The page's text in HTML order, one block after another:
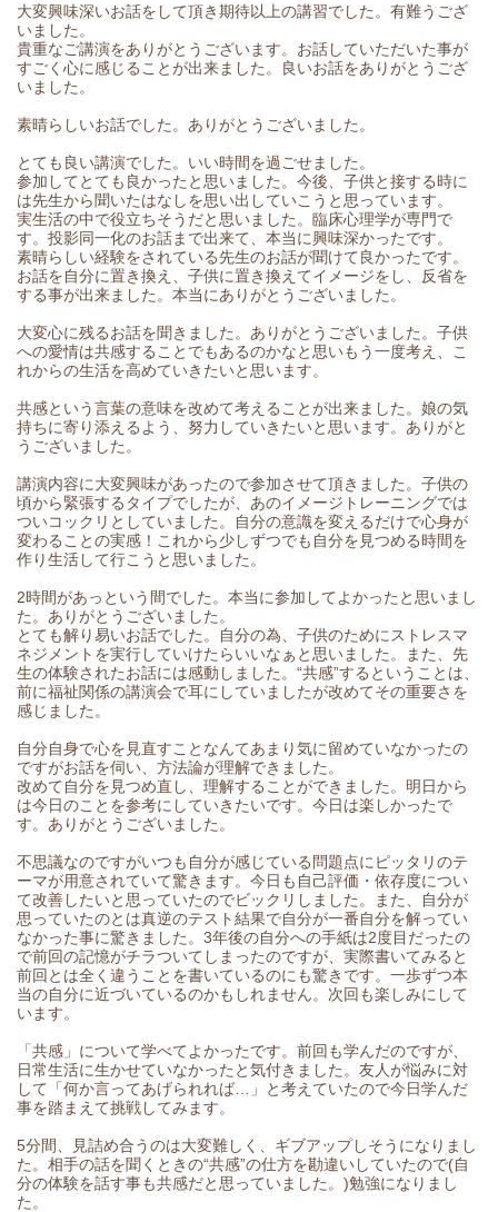
大変興味深いお話をして頂き期待以上の講習でした。有難うござ
いました。
貴重なご講演をありがとうございます。お話していただいた事が
すごく心に感じることが出来ました。良いお話をありがとうござ
いました。
素晴らしいお話でした。ありがとうございました。
とても良い講演でした。いい時間を過ごせました。
参加してとても良かったと思いました。今後、子供と接する時に
は先生から聞いたはなしを思い出していこうと思っています。
実生活の中で役立ちそうだと思いました。臨床心理学が専門で
す。投影同一化のお話まで出来て、本当に興味深かったです。
素晴らしい経験をされている先生のお話が聞けて良かったです。
お話を自分に置き換え、子供に置き換えてイメージをし、反省を
する事が出来ました。本当にありがとうございました。
大変心に残るお話を聞きました。ありがとうございました。子供
への愛情は共感することでもあるのかなと思いもう一度考え、こ
れからの生活を高めていきたいと思います。
共感という言葉の意味を改めて考えることが出来ました。娘の気
持ちに寄り添えるよう、努力していきたいと思います。ありがと
うございました。
講演内容に大変興味があったので参加させて頂きました。子供の
頃から緊張するタイプでしたが、あのイメージトレーニングでは
ついコックリとしていました。自分の意識を変えるだけで心身が
変わることの実感！これから少しずつでも自分を見つめる時間を
作り生活して行こうと思いました。
2時間があっという間でした。本当に参加してよかったと思いまし
た。ありがとうございました。
とても解り易いお話でした。自分の為、子供のためにストレスマ
ネジメントを実行していけたらいいなぁと思いました。また、先
生の体験されたお話には感動しました。“共感”するということは、
前に福祉関係の講演会で耳にしていましたが改めてその重要さを
感じました。
自分自身で心を見直すことなんてあまり気に留めていなかったの
ですがお話を伺い、方法論が理解できました。
改めて自分を見つめ直し、理解することができました。明日から
は今日のことを参考にしていきたいです。今日は楽しかったで
す。ありがとうございました。
不思議なのですがいつも自分が感じている問題点にピッタリのテ
ーマが用意されていて驚きます。今日も自己評価・依存度につい
て改善したいと思っていたのでビックリしました。また、自分が
思っていたのとは真逆のテスト結果で自分が一番自分を解ってい
なかった事に驚きました。3年後の自分への手紙は2度目だったの
で前回の記憶がチラついてしまったのですが、実際書いてみると
前回とは全く違うことを書いているのにも驚きです。一歩ずつ本
当の自分に近づいているのかもしれません。次回も楽しみにして
います。
「共感」について学べてよかったです。前回も学んだのですが、
日常生活に生かせていなかったと気付きました。友人が悩みに対
して「何か言ってあげられれば…」と考えていたので今日学んだ
事を踏まえて挑戦してみます。
5分間、見詰め合うのは大変難しく、ギブアップしそうになりまし
た。相手の話を聞くときの“共感”の仕方を勘違いしていたので(自
分の体験を話す事も共感だと思っていました。)勉強になりまし
た。